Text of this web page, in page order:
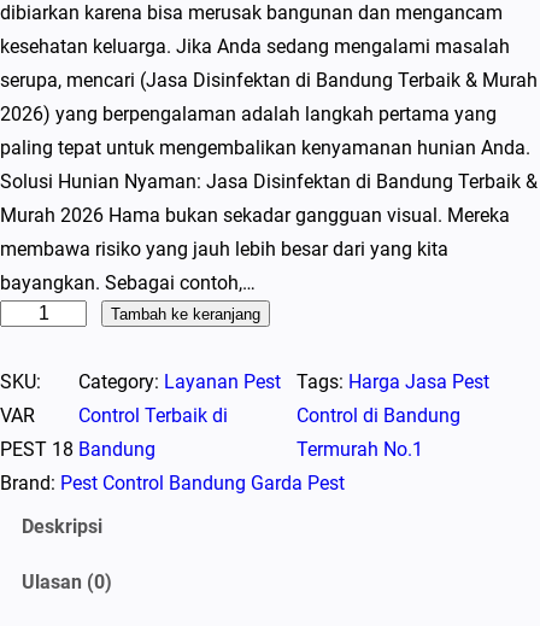
dibiarkan karena bisa merusak bangunan dan mengancam
kesehatan keluarga. Jika Anda sedang mengalami masalah
serupa, mencari (Jasa Disinfektan di Bandung Terbaik & Murah
2026) yang berpengalaman adalah langkah pertama yang
paling tepat untuk mengembalikan kenyamanan hunian Anda.
Solusi Hunian Nyaman: Jasa Disinfektan di Bandung Terbaik &
Murah 2026 Hama bukan sekadar gangguan visual. Mereka
membawa risiko yang jauh lebih besar dari yang kita
bayangkan. Sebagai contoh,…
a
n
t
i
Tambah ke keranjang
SKU:
VAR
PEST 18
Category: Layanan Pest
Control Terbaik di
Bandung
Tags: Harga Jasa Pest
Control di Bandung
Termurah No.1
Brand: Pest Control Bandung Garda Pest
Deskripsi
Ulasan (0)